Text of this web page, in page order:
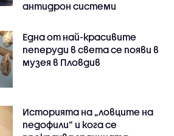
антидрон системи
Една от най-красивите
пеперуди в света се появи в
музея в Пловдив
Историята на „ловците на
педофили” и кога се